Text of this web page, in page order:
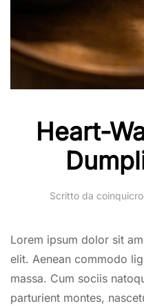
Heart-
Scritto da
Lorem ipsum dolor sit
elit. Aenean commodo
massa. Cum sociis
parturient montes,